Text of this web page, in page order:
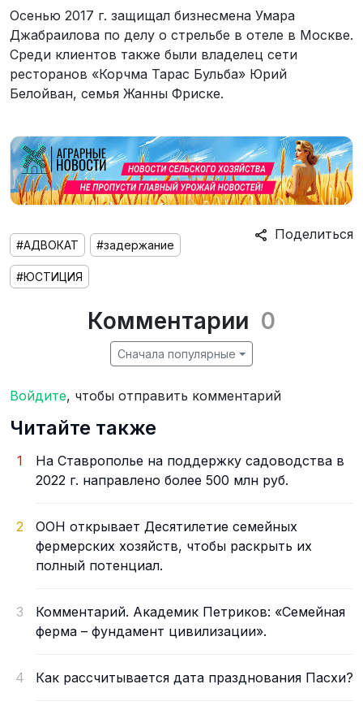
Осенью 2017 г. защищал бизнесмена Умара
Джабраилова по делу о стрельбе в отеле в Москве.
Среди клиентов также были владелец сети
ресторанов «Корчма Тарас Бульба» Юрий
Белойван, семья Жанны Фриске.
Поделиться
#АДВОКАТ #задержание
#ЮСТИЦИЯ
Комментарии 0
Сначала популярные
Войдите, чтобы отправить комментарий
Читайте также
1
На Ставрополье на поддержку садоводства в
2022 г. направлено более 500 млн руб.
2
ООН открывает Десятилетие семейных
фермерских хозяйств, чтобы раскрыть их
полный потенциал.
3
Комментарий. Академик Петриков: «Семейная
ферма – фундамент цивилизации».
4 Как рассчитывается дата празднования Пасхи?